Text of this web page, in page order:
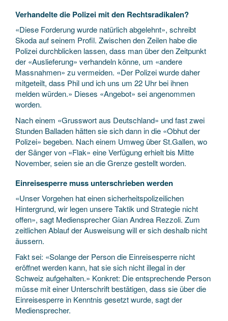
Verhandelte die Polizei mit den Rechtsradikalen?
«Diese Forderung wurde natürlich abgelehnt», schreibt
Skoda auf seinem Profil. Zwischen den Zeilen habe die
Polizei durchblicken lassen, dass man über den Zeitpunkt
der «Auslieferung» verhandeln könne, um «andere
Massnahmen» zu vermeiden. «Der Polizei wurde daher
mitgeteilt, dass Phil und ich uns um 22 Uhr bei ihnen
melden würden.» Dieses «Angebot» sei angenommen
worden.
Nach einem «Grusswort aus Deutschland» und fast zwei
Stunden Balladen hätten sie sich dann in die «Obhut der
Polizei» begeben. Nach einem Umweg über St.Gallen, wo
der Sänger von «Flak» eine Verfügung erhielt bis Mitte
November, seien sie an die Grenze gestellt worden.
Einreisesperre muss unterschrieben werden
«Unser Vorgehen hat einen sicherheitspolizeilichen
Hintergrund, wir legen unsere Taktik und Strategie nicht
offen», sagt Mediensprecher Gian Andrea Rezzoli. Zum
zeitlichen Ablauf der Ausweisung will er sich deshalb nicht
äussern.
Fakt sei: «Solange der Person die Einreisesperre nicht
eröffnet werden kann, hat sie sich nicht illegal in der
Schweiz aufgehalten.» Konkret: Die entsprechende Person
müsse mit einer Unterschrift bestätigen, dass sie über die
Einreisesperre in Kenntnis gesetzt wurde, sagt der
Mediensprecher.